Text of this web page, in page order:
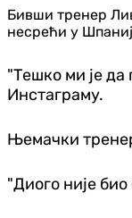
Бивши тренер
несрећи у
"Тешко ми је да
Инстаграму.
Њемачки
"Диого није